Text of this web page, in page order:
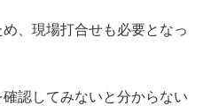
、現場打合せも必要となっ
認してみないと分からない